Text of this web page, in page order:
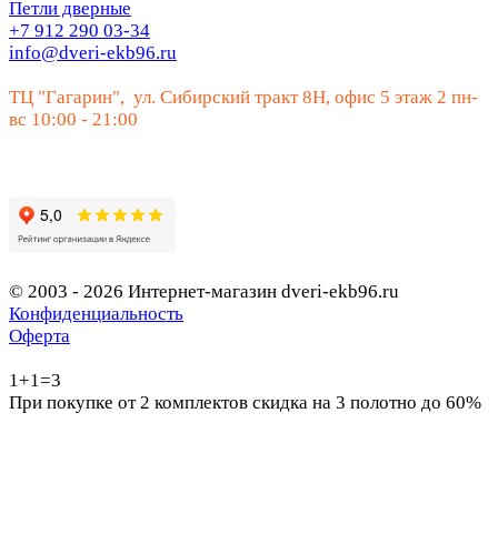
Петли дверные
+7 912 290 03-34
info@dveri-ekb96.ru
ТЦ "Гагарин", ул. Сибирский тракт 8Н, офис 5 этаж 2 пн-
вс 10:00 - 21:00
© 2003 - 2026 Интернет-магазин dveri-ekb96.ru
Конфиденциальность
Оферта
1+1=3
При покупке от 2 комплектов скидка на 3 полотно до 60%